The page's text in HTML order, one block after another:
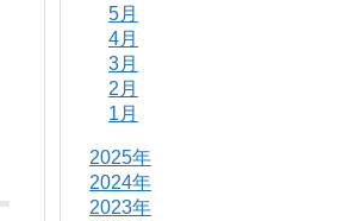
5月
4月
3月
2月
1月
2025年
2024年
2023年